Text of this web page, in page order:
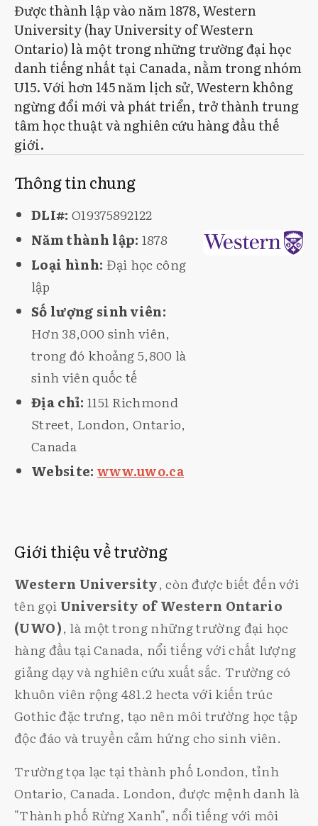
Được thành lập vào năm 1878, Western
University (hay University of Western
Ontario) là một trong những trường đại học
danh tiếng nhất tại Canada, nằm trong nhóm
U15. Với hơn 145 năm lịch sử, Western không
ngừng đổi mới và phát triển, trở thành trung
tâm học thuật và nghiên cứu hàng đầu thế
giới.
Thông tin chung
DLI#: O19375892122
Năm thành lập: 1878
Loại hình: Đại học công
lập
Số lượng sinh viên:
Hơn 38,000 sinh viên,
trong đó khoảng 5,800 là
sinh viên quốc tế
Địa chỉ: 1151 Richmond
Street, London, Ontario,
Canada
Website: www.uwo.ca
Giới thiệu về trường
Western University, còn được biết đến với
tên gọi University of Western Ontario
(UWO), là một trong những trường đại học
hàng đầu tại Canada, nổi tiếng với chất lượng
giảng dạy và nghiên cứu xuất sắc. Trường có
khuôn viên rộng 481.2 hecta với kiến trúc
Gothic đặc trưng, tạo nên môi trường học tập
độc đáo và truyền cảm hứng cho sinh viên.
Trường tọa lạc tại thành phố London, tỉnh
Ontario, Canada. London, được mệnh danh là
"Thành phố Rừng Xanh", nổi tiếng với môi